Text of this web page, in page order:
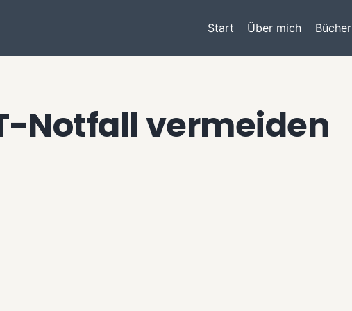
Start Über mich Bücher
Notfall vermeiden